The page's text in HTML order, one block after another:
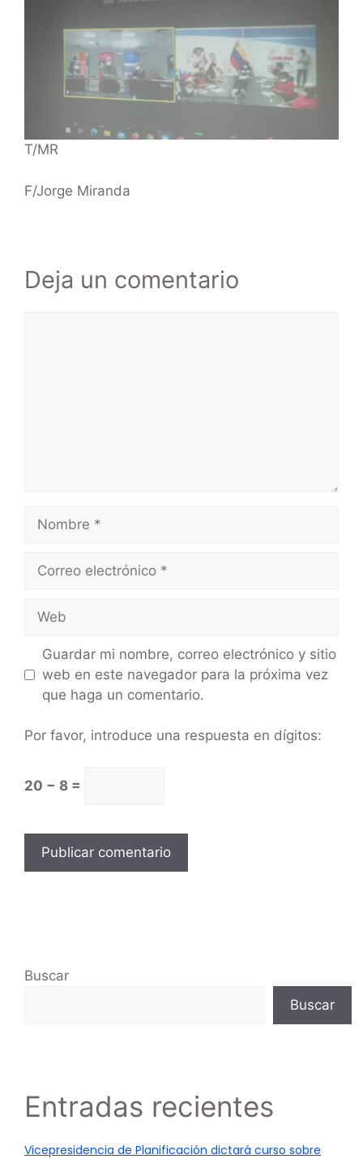
T/MR
F/Jorge Miranda
Deja un comentario
Guardar mi nombre, correo electrónico y sitio
web en este navegador para la próxima vez
que haga un comentario.
Por favor, introduce una respuesta en dígitos:
20 − 8 =
Buscar
Buscar
Entradas recientes
Vicepresidencia de Planificación dictará curso sobre